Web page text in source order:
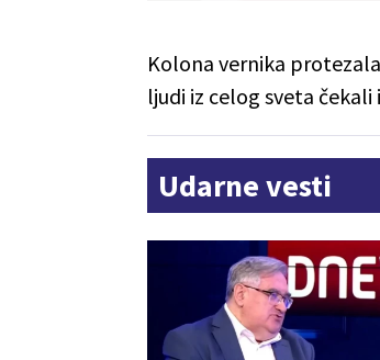
Kolona vernika
ljudi iz celog sveta
Udarne vesti